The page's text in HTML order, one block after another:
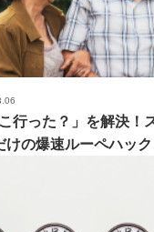
行った？」を解決！
けの爆速ルーペハック